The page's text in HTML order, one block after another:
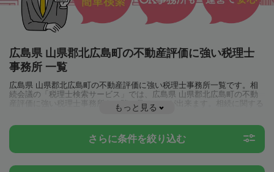
広島県 山県郡北広島町の不動産評価に強い税理士
事務所 一覧
広島県 山県郡北広島町の不動産評価に強い税理士事務所一覧です。相
続会議の「税理士検索サービス」では、広島県 山県郡北広島町の不動
産評価に強い税理士事務所を一覧で見ることが出来ます。相続に関する
税金や特例制度のことは一度近隣の税理士に相談してみましょう。
もっと見る
さらに条件を絞り込む